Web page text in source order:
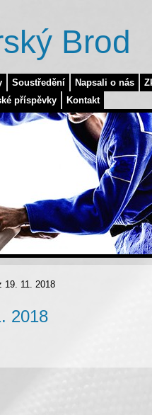
Soustředění Napsali o nás
příspěvky Kontakt
Brod
19. 11. 2018
2018